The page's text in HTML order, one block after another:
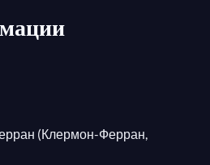
(Клермон-Ферран,